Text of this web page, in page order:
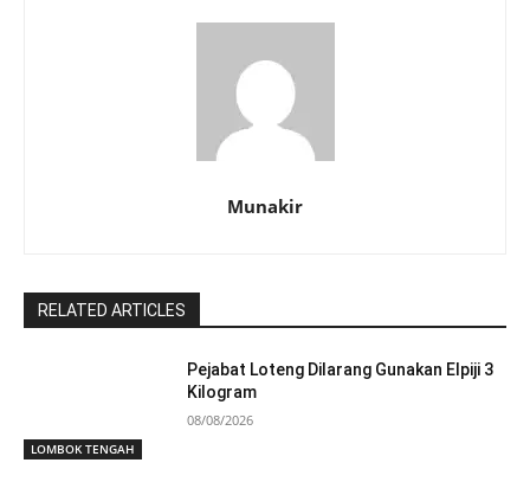
Munakir
RELATED ARTICLES
LOMBOK TENGAH
Pejabat Loteng Dilarang Gunakan Elpiji 3
Kilogram
08/08/2026